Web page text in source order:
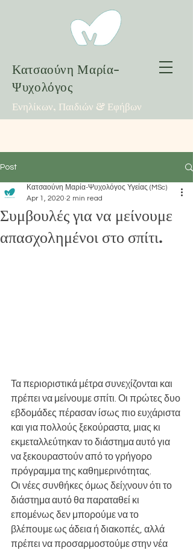
Κατσαούνη Μαρία-
Ψυχολόγος
Ενηλίκων, Παιδιών & Εφήβων
Post
Συμβουλές για να μείνουμε
απασχολημένοι στο σπίτι.
Κατσαούνη Μαρία-Ψυχολόγος Υγείας (MSc)
Apr 1, 2020 2 min read
Τα περιοριστικά μέτρα συνεχίζονται και
πρέπει να μείνουμε σπίτι. Οι πρώτες δυο
εβδομάδες πέρασαν ίσως πιο ευχάριστα
και για πολλούς ξεκούραστα, μιας κι
εκμεταλλεύτηκαν το διάστημα αυτό για
να ξεκουραστούν από το γρήγορο
πρόγραμμα της καθημερινότητας.
Οι νέες συνθήκες όμως δείχνουν ότι το
διάστημα αυτό θα παραταθεί κι
επομένως δεν μπορούμε να το
βλέπουμε ως άδεια ή διακοπές, αλλά
πρέπει να προσαρμοστούμε στην νέα